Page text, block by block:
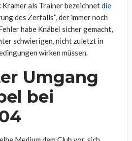
als Trainer bezeichnetdie
des Zerfalls“, der immer noch
habe Knäbel sicher gemacht,
schwierigen, nicht zuletzt in
wirken müssen.
Umgang
bei